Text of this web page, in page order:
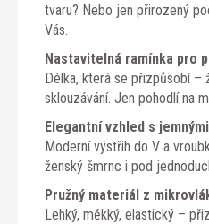
tvaru? Nebo jen přirozený
Vás.
Nastavitelná ramínka pro
Délka, která se přizpůsobí –
sklouzávání. Jen pohodlí na
Elegantní vzhled s
Moderní výstřih do V a
ženský šmrnc i pod
Pružný materiál z
Lehký, měkký, elastický –